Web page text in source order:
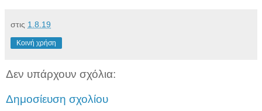
στις 1.8.19
Κοινή χρήση
Δεν υπάρχουν σχόλια:
Δημοσίευση σχολίου